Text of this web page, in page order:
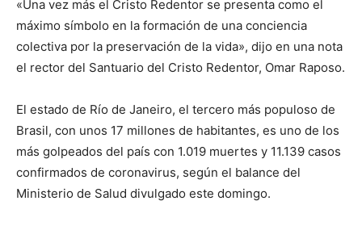
«Una vez más el Cristo Redentor se presenta como el
máximo símbolo en la formación de una conciencia
colectiva por la preservación de la vida», dijo en una nota
el rector del Santuario del Cristo Redentor, Omar Raposo.
El estado de Río de Janeiro, el tercero más populoso de
Brasil, con unos 17 millones de habitantes, es uno de los
más golpeados del país con 1.019 muertes y 11.139 casos
confirmados de coronavirus, según el balance del
Ministerio de Salud divulgado este domingo.